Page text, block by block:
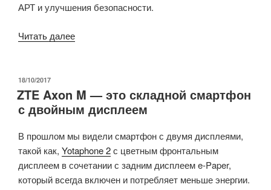
АРТ и улучшения безопасности.
Читать далее«На
доступна
операционная
Android
10
Beta
3»
ОПУБЛИКОВАНО
18/10/2017
ZTE Axon M — это складной смартфон
с двойным дисплеем
В прошлом мы видели смартфон с двумя дисплеями,
такой как, Yotaphone 2с цветным фронтальным
дисплеем в сочетании с задним дисплеем e-Paper,
который всегда включен и потребляет меньше энергии.